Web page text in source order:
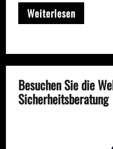
Weiterlesen
Besuchen Sie die
Sicherheitsberatung